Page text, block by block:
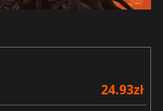
24.93zł